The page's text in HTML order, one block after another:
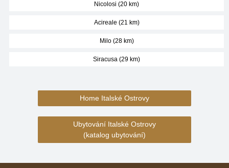
Nicolosi (20 km)
Acireale (21 km)
Milo (28 km)
Siracusa (29 km)
Home Italské Ostrovy
Ubytování Italské Ostrovy
(katalog ubytování)